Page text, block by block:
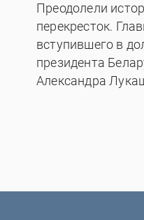
Преодолели
перекресток.
вступившего в
президента
Александра